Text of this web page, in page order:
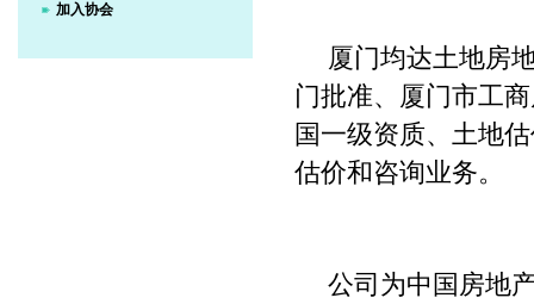
加入协会
厦门均达土地房
门批准、厦门市工
国一级资质、土地
估价和咨询业务。
公司为中国房地